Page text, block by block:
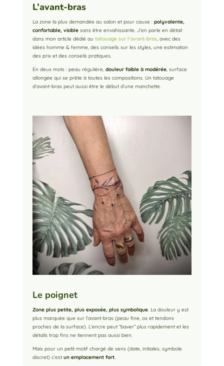
L’avant-bras
La zone la plus demandée au salon et pour cause : polyvalente,
confortable, visiblesans être envahissante. J’en parle en détail
dans mon article dédié au tatouage sur l’avant-bras, avec des
idées homme & femme, des conseils sur les styles, une estimation
des prix et des conseils pratiques.
En deux mots : peau régulière, douleur faible à modérée, surface
allongée qui se prête à toutes les compositions. Un tatouage
d’avant-bras peut aussi être le début d’une manchette.
Le poignet
Zone plus petite, plus exposée, plus symbolique. La douleur y est
plus marquée que sur l’avant-bras (peau fine, os et tendons
proches de la surface). L’encre peut “baver” plus rapidement et les
détails trop fins ne tiennent pas aussi bien.
Mais pour un petit motif chargé de sens (date, initiales, symbole
discret) c’est un emplacement fort.